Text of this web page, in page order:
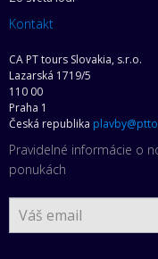
Kontakt
CA PT tours Slovakia, s.r.o.
Lazarská 1719/5
110 00
Praha 1
Česká republika
Pravidelné informácie o
ponukách